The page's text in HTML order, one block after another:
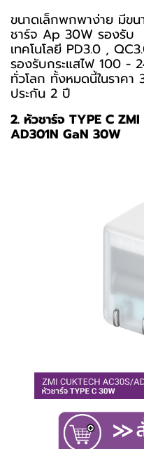
ขนาดเล็กพกพาง่าย มีข
ชาร์จ Ap 30W รองรับ
เทคโนโลยี PD3.0 ,
รองรับกระแสไฟ 100 -
ทั่วโลก ทั้งหมดนี้ในราคา
ประกัน 2 ปี
2. หัวชาร์จ TYPE C
AD301N GaN 30W